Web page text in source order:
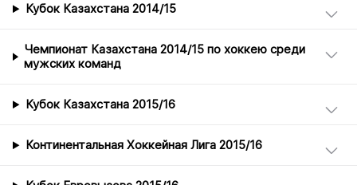
Кубок Казахстана 2014/15
Чемпионат Казахстана 2014/15 по хоккею среди
мужских команд
Кубок Казахстана 2015/16
Континентальная Хоккейная Лига 2015/16